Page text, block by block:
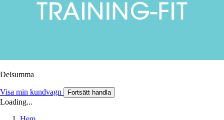
Delsumma
Visa min kundvagn Fortsätt handla
Loading...